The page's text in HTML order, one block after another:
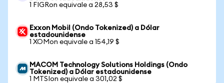
1 FIGRon equivale a 28,53 $
Exxon Mobil (Ondo Tokenized) a Dólar
estadounidense
1 XOMon equivale a 154,19 $
MACOM Technology Solutions Holdings (Ondo
Tokenized) a Dólar estadounidense
1 MTSIon equivale a 301,02 $